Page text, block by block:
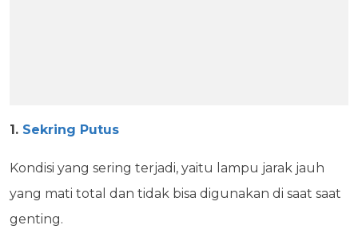
1. Sekring Putus
Kondisi yang sering terjadi, yaitu lampu jarak jauh
yang mati total dan tidak bisa digunakan di saat saat
genting.